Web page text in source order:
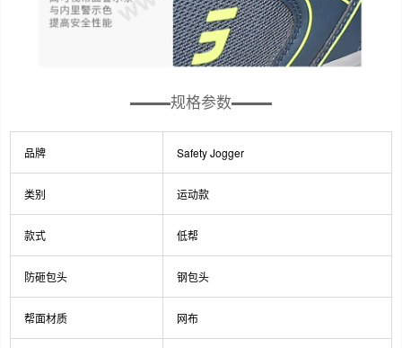
规格参数
品牌 Safety Jogger
类别 运动款
款式 低帮
防砸包头 钢包头
帮面材质 网布